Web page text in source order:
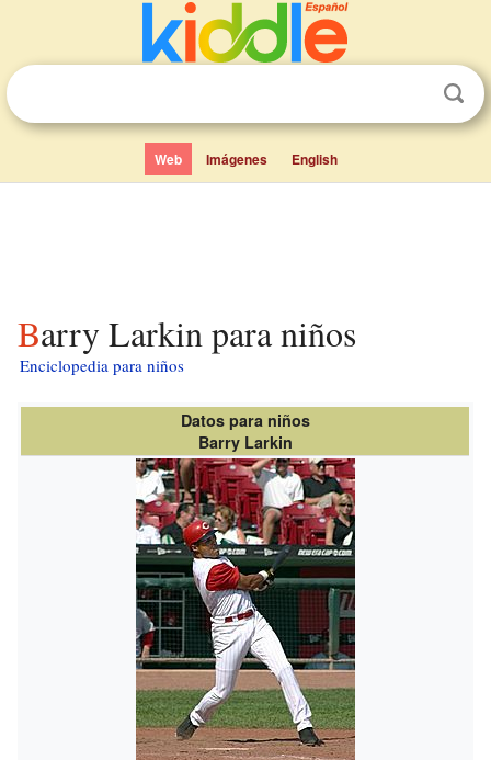
Web Imágenes English
Barry Larkin para niños
Enciclopedia para niños
Datos para niños
Barry Larkin